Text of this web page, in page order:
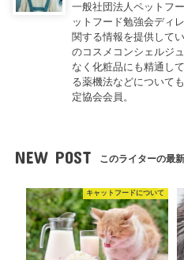
一般社団法人ペットフ
ットフード勉強会ディ
関する情報を提供して
のコスメコンシェルジ
なく化粧品にも精通し
る薬機法などについて
定協会会員。
NEW POST このライターの最
キャットフードについて